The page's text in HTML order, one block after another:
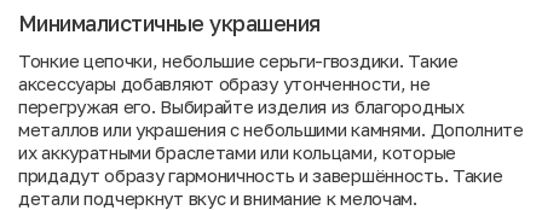
Минималистичные украшения
Тонкие цепочки, небольшие серьги-гвоздики. Такие
аксессуары добавляют образу утонченности, не
перегружая его. Выбирайте изделия из благородных
металлов или украшения с небольшими камнями. Дополните
их аккуратными браслетами или кольцами, которые
придадут образу гармоничность и завершённость. Такие
детали подчеркнут вкус и внимание к мелочам.